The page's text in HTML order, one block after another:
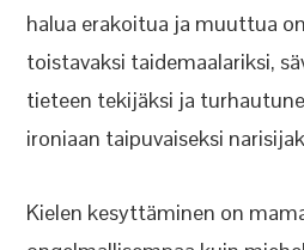
halua erakoitua ja muuttua
toistavaksi taidemaalariksi,
tieteen tekijäksi ja
ironiaan taipuvaiseksi
Kielen kesyttäminen on